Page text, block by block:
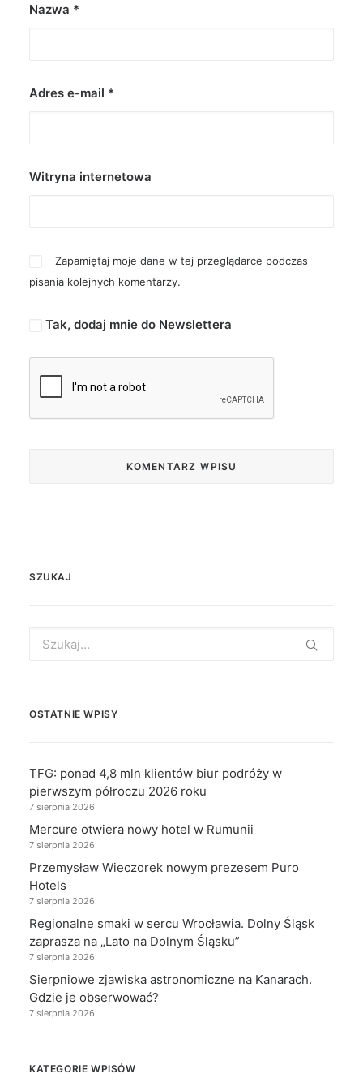
Nazwa *
Adres e-mail *
Witryna internetowa
Zapamiętaj moje dane w tej przeglądarce podczas
pisania kolejnych komentarzy.
Tak, dodaj mnie do Newslettera
SZUKAJ
for:
OSTATNIE WPISY
TFG: ponad 4,8 mln klientów biur podróży w
pierwszym półroczu 2026 roku
7 sierpnia 2026
Mercure otwiera nowy hotel w Rumunii
7 sierpnia 2026
Przemysław Wieczorek nowym prezesem Puro
Hotels
7 sierpnia 2026
Regionalne smaki w sercu Wrocławia. Dolny Śląsk
zaprasza na „Lato na Dolnym Śląsku”
7 sierpnia 2026
Sierpniowe zjawiska astronomiczne na Kanarach.
Gdzie je obserwować?
7 sierpnia 2026
KATEGORIE WPISÓW